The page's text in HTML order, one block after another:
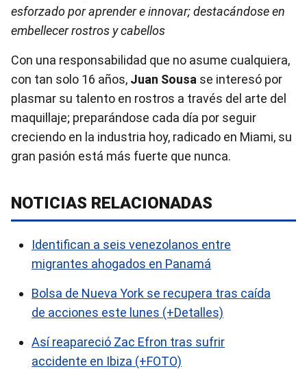
esforzado por aprender e innovar; destacándose en
embellecer rostros y cabellos
Con una responsabilidad que no asume cualquiera,
con tan solo 16 años, Juan Sousa se interesó por
plasmar su talento en rostros a través del arte del
maquillaje; preparándose cada día por seguir
creciendo en la industria hoy, radicado en Miami, su
gran pasión está más fuerte que nunca.
NOTICIAS RELACIONADAS
Identifican a seis venezolanos entre
migrantes ahogados en Panamá
Bolsa de Nueva York se recupera tras caída
de acciones este lunes (+Detalles)
Así reapareció Zac Efron tras sufrir
accidente en Ibiza (+FOTO)